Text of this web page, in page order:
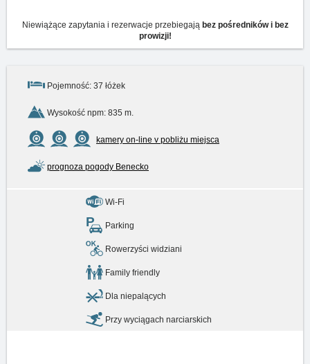
Niewiążące zapytania i rezerwacje przebiegają bez pośredników i bez
prowizji!
Pojemność: 37 łóżek
Wysokość npm: 835 m.
kamery on-line v pobliżu miejsca
prognoza pogody Benecko
Wi-Fi
Parking
Rowerzyści widziani
Family friendly
Dla niepalących
Przy wyciągach narciarskich